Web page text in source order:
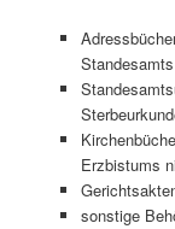
Erzbistums
sonstige